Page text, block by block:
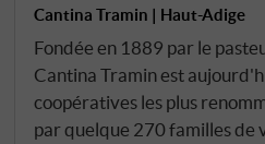
Cantina Tramin | Haut-Adige
Fondée en 1889 par le
Cantina Tramin est
coopératives les plus
par quelque 270 familles